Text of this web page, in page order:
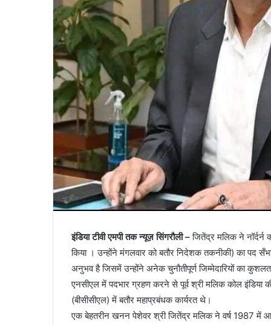
इंडिया टीवी एमपी तक न्यूज़ सिंगरौली –जितेंद्र मलिक ने
किया । उन्होंने मंगलवार को बतौर निदेशक तकनीकी) का पद
अनुभव है जिसमें उन्होंने अनेक चुनौतीपूर्ण जिम्मेदारियों का
एनसीएल में पदभार ग्रहण करने से पूर्व श्री मलिक कोल
(बीसीसीएल) में बतौर महाप्रबंधक कार्यरत थे।
एक बेहतरीन खनन पेशेवर श्री जितेंद्र मलिक ने वर्ष 1987 में